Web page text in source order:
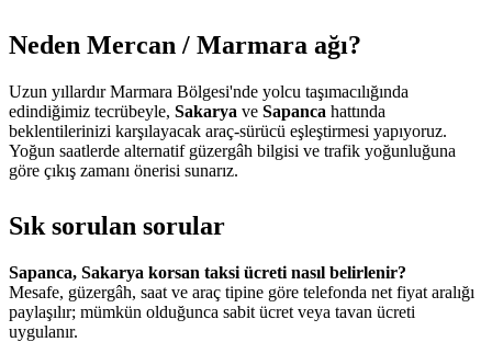
Neden Mercan / Marmara ağı?
Uzun yıllardır Marmara Bölgesi'nde yolcu taşımacılığında
edindiğimiz tecrübeyle, Sakarya ve Sapanca hattında
beklentilerinizi karşılayacak araç-sürücü eşleştirmesi yapıyoruz.
Yoğun saatlerde alternatif güzergâh bilgisi ve trafik yoğunluğuna
göre çıkış zamanı önerisi sunarız.
Sık sorulan sorular
Sapanca, Sakarya korsan taksi ücreti nasıl belirlenir?
Mesafe, güzergâh, saat ve araç tipine göre telefonda net fiyat aralığı
paylaşılır; mümkün olduğunca sabit ücret veya tavan ücreti
uygulanır.